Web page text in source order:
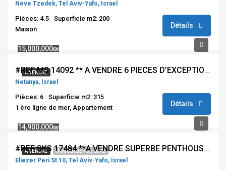
Neve Tzedek, Tel Aviv-Yafo, Israel
Pièces: 4.5
Superficie m2: 200
Maison
Détails
À VENDRE
15,000,000₪
#REF MS 14092 ** A VENDRE 6 PIECES D’EXCEPTION À NAT 600 NETANYA **
Netanya, Israel
Pièces: 6
Superficie m2: 315
1 ère ligne de mer, Appartement
Détails
À VENDRE IMMOBILIER DE LUXE
14,900,000₪
#REF SKS 17484 **A VENDRE SUPERBE PENTHOUSE 4 PIECES – VUE MER – VIEUX NORD TEL AVIV**
Eliezer Peri St 10, Tel Aviv-Yafo, Israel